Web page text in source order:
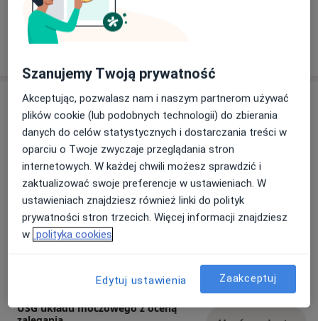
Usługi i ceny
Inne badanie USG
300 zł Szczegóły Umów wizytę
USG pachwiny
Od 220 zł Szczegóły Umów wizytę
Umów wizytę
USG układu moczowego z oceną
Szanujemy Twoją prywatność
Akceptując, pozwalasz nam i naszym partnerom używać
plików cookie (lub podobnych technologii) do zbierania
danych do celów statystycznych i dostarczania treści w
oparciu o Twoje zwyczaje przeglądania stron
internetowych. W każdej chwili możesz sprawdzić i
zaktualizować swoje preferencje w ustawieniach. W
ustawieniach znajdziesz również linki do polityk
prywatności stron trzecich. Więcej informacji znajdziesz
w polityka cookies
Edytuj ustawienia Zaakceptuj